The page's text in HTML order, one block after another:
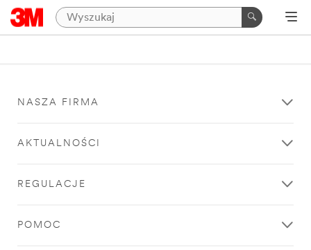
NASZA FIRMA
AKTUALNOŚCI
REGULACJE
POMOC